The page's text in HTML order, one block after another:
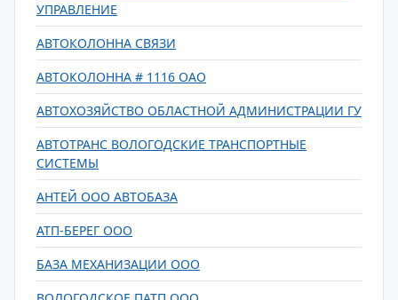
УПРАВЛЕНИЕ
АВТОКОЛОННА СВЯЗИ
АВТОКОЛОННА # 1116 ОАО
АВТОХОЗЯЙСТВО ОБЛАСТНОЙ АДМИНИСТРАЦИИ ГУ
АВТОТРАНС ВОЛОГОДСКИЕ ТРАНСПОРТНЫЕ
СИСТЕМЫ
АНТЕЙ ООО АВТОБАЗА
АТП-БЕРЕГ ООО
БАЗА МЕХАНИЗАЦИИ ООО